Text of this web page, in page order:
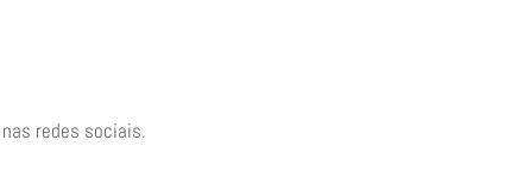
redes sociais.